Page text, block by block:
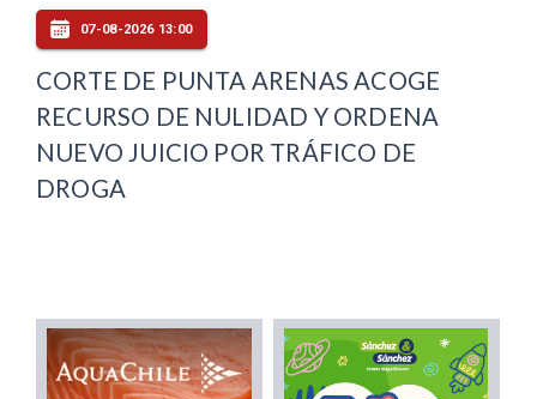
07-08-2026 13:00
CORTE DE PUNTA ARENAS ACOGE
RECURSO DE NULIDAD Y ORDENA
NUEVO JUICIO POR TRÁFICO DE
DROGA